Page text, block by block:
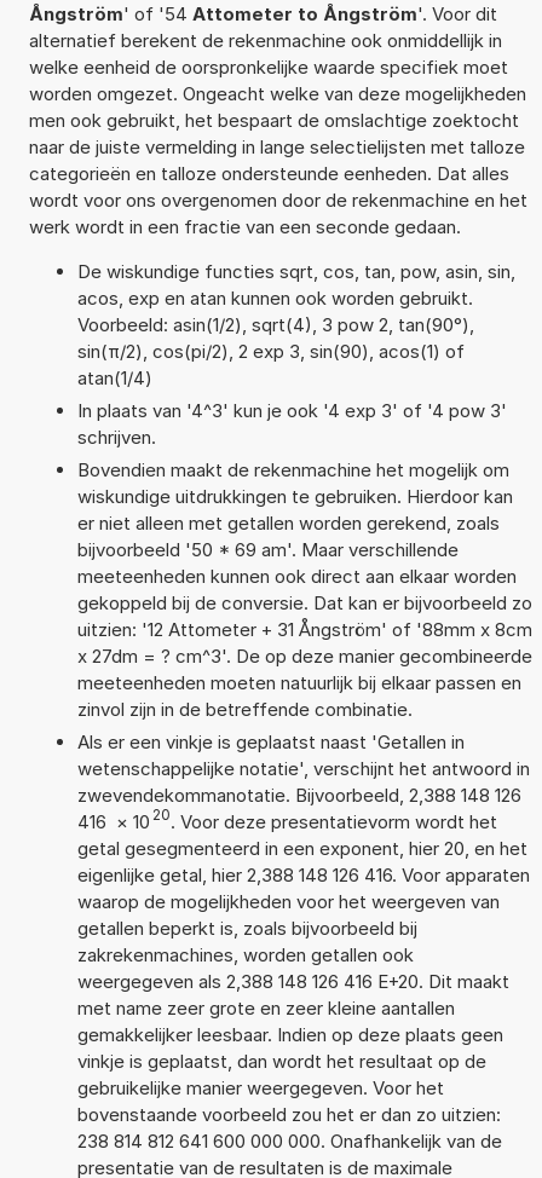
Ångström' of '54 Attometer to Ångström'. Voor dit
alternatief berekent de rekenmachine ook onmiddellijk in
welke eenheid de oorspronkelijke waarde specifiek moet
worden omgezet. Ongeacht welke van deze mogelijkheden
men ook gebruikt, het bespaart de omslachtige zoektocht
naar de juiste vermelding in lange selectielijsten met talloze
categorieën en talloze ondersteunde eenheden. Dat alles
wordt voor ons overgenomen door de rekenmachine en het
werk wordt in een fractie van een seconde gedaan.
De wiskundige functies sqrt, cos, tan, pow, asin, sin,
acos, exp en atan kunnen ook worden gebruikt.
Voorbeeld: asin(1/2), sqrt(4), 3 pow 2, tan(90°),
sin(π/2), cos(pi/2), 2 exp 3, sin(90), acos(1) of
atan(1/4)
In plaats van '4^3' kun je ook '4 exp 3' of '4 pow 3'
schrijven.
Bovendien maakt de rekenmachine het mogelijk om
wiskundige uitdrukkingen te gebruiken. Hierdoor kan
er niet alleen met getallen worden gerekend, zoals
bijvoorbeeld '50 * 69 am'. Maar verschillende
meeteenheden kunnen ook direct aan elkaar worden
gekoppeld bij de conversie. Dat kan er bijvoorbeeld zo
uitzien: '12 Attometer + 31 Ångström' of '88mm x 8cm
x 27dm = ? cm^3'. De op deze manier gecombineerde
meeteenheden moeten natuurlijk bij elkaar passen en
zinvol zijn in de betreffende combinatie.
Als er een vinkje is geplaatst naast 'Getallen in
wetenschappelijke notatie', verschijnt het antwoord in
zwevendekommanotatie. Bijvoorbeeld, 2,388 148 126
416 × 10 20. Voor deze presentatievorm wordt het
getal gesegmenteerd in een exponent, hier 20, en het
eigenlijke getal, hier 2,388 148 126 416. Voor apparaten
waarop de mogelijkheden voor het weergeven van
getallen beperkt is, zoals bijvoorbeeld bij
zakrekenmachines, worden getallen ook
weergegeven als 2,388 148 126 416 E+20. Dit maakt
met name zeer grote en zeer kleine aantallen
gemakkelijker leesbaar. Indien op deze plaats geen
vinkje is geplaatst, dan wordt het resultaat op de
gebruikelijke manier weergegeven. Voor het
bovenstaande voorbeeld zou het er dan zo uitzien:
238 814 812 641 600 000 000. Onafhankelijk van de
presentatie van de resultaten is de maximale